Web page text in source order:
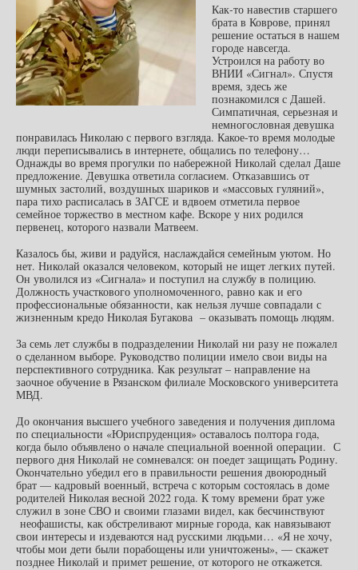
Как-то навестив старшего
брата в Коврове, принял
решение остаться в нашем
городе навсегда.
Устроился на работу во
ВНИИ «Сигнал». Спустя
время, здесь же
познакомился с Дашей.
Симпатичная, серьезная и
немногословная девушка
понравилась Николаю с первого взгляда. Какое-то время молодые
люди переписывались в интернете, общались по телефону…
Однажды во время прогулки по набережной Николай сделал Даше
предложение. Девушка ответила согласием. Отказавшись от
шумных застолий, воздушных шариков и «массовых гуляний»,
пара тихо расписалась в ЗАГСЕ и вдвоем отметила первое
семейное торжество в местном кафе. Вскоре у них родился
первенец, которого назвали Матвеем.
Казалось бы, живи и радуйся, наслаждайся семейным уютом. Но
нет. Николай оказался человеком, который не ищет легких путей.
Он уволился из «Сигнала» и поступил на службу в полицию.
Должность участкового уполномоченного, равно как и его
профессиональные обязанности, как нельзя лучше совпадали с
жизненным кредо Николая Бугакова – оказывать помощь людям.
За семь лет службы в подразделении Николай ни разу не пожалел
о сделанном выборе. Руководство полиции имело свои виды на
перспективного сотрудника. Как результат – направление на
заочное обучение в Рязанском филиале Московского университета
МВД.
До окончания высшего учебного заведения и получения диплома
по специальности «Юриспруденция» оставалось полтора года,
когда было объявлено о начале специальной военной операции. С
первого дня Николай не сомневался: он поедет защищать Родину.
Окончательно убедил его в правильности решения двоюродный
брат — кадровый военный, встреча с которым состоялась в доме
родителей Николая весной 2022 года. К тому времени брат уже
служил в зоне СВО и своими глазами видел, как бесчинствуют
неофашисты, как обстреливают мирные города, как навязывают
свои интересы и издеваются над русскими людьми… «Я не хочу,
чтобы мои дети были порабощены или уничтожены», — скажет
позднее Николай и примет решение, от которого не откажется.